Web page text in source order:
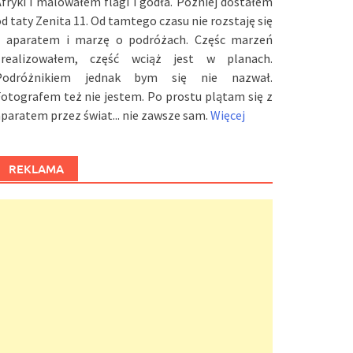
taty Zenita 11. Od tamtego czasu nie rozstaję się
aparatem i marzę o podróżach. Częśc marzeń
część wciąż jest w planach.
jednak bym się nie nazwał.
też nie jestem. Po prostu plątam się z
przez świat... nie zawsze sam.Więcej
REKLAMA